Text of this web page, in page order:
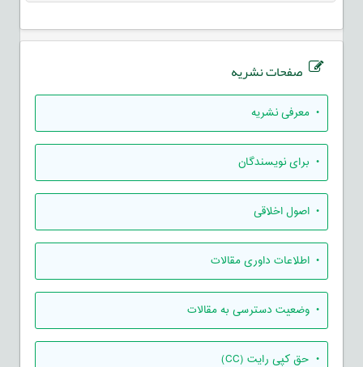
صفحات نشریه
• معرفی نشریه
• برای نویسندگان
• اصول اخلاقی
• اطلاعات داوری مقالات
• وضعیت دسترسی به مقالات
• حق کپی رایت (CC)